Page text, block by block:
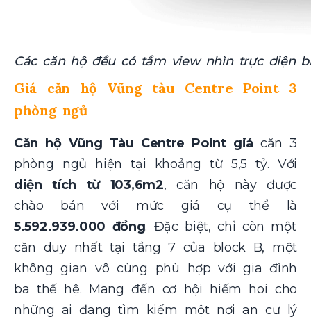
Các căn hộ đều có tầm view nhìn trực diện
Giá căn hộ Vũng tàu Centre Point 3
phòng ngủ
Căn hộ Vũng Tàu Centre Point giácăn 3
phòng ngủ hiện tại
khoảng từ 5,5 tỷ. Với
diện tích từ 103,6m2, căn hộ này được
chào bán với mức giá cụ thể là
5.592.939.000 đồng. Đặc biệt, chỉ còn một
căn duy nhất tại tầng 7 của block B, một
không gian vô cùng phù hợp với gia đình
ba thế hệ. Mang đến cơ hội hiếm hoi cho
những ai đang tìm kiếm một nơi an cư lý